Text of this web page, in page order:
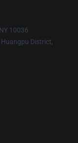
10036
District,